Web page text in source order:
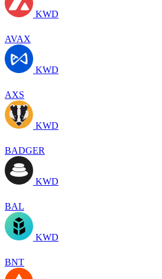
KWD
AVAX
KWD
AXS
KWD
BADGER
KWD
BAL
KWD
BNT